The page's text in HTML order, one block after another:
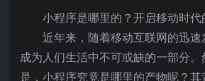
小程序是哪里的？开启移动时代
近年来，随着移动互联网的迅
成为人们生活中不可或缺的一部分
是，小程序究竟是哪里的产物呢？